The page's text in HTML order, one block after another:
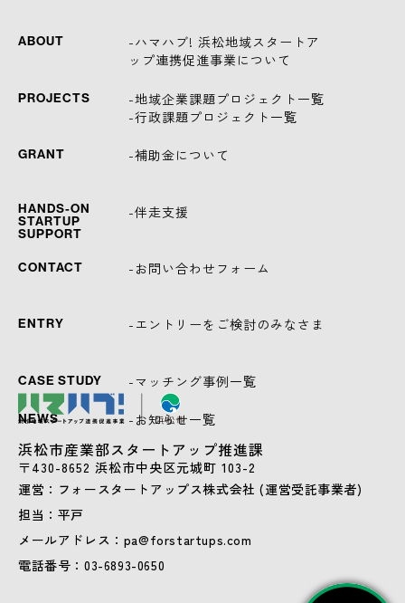
ABOUT
-ハマハブ! 浜松地域スタートア
ップ連携促進事業について
PROJECTS
-地域企業課題プロジェクト一覧
-行政課題プロジェクト一覧
GRANT -補助金について
HANDS-ON
STARTUP
SUPPORT
-伴走支援
CONTACT -お問い合わせフォーム
ENTRY -エントリーをご検討のみなさま
CASE STUDY -マッチング事例一覧
NEWS -お知らせ一覧
浜松市産業部スタートアップ推進課
〒430-8652 浜松市中央区元城町 103-2
運営：フォースタートアップス株式会社 (運営受託事業者)
担当：平戸
メールアドレス：pa@forstartups.com
電話番号：03-6893-0650